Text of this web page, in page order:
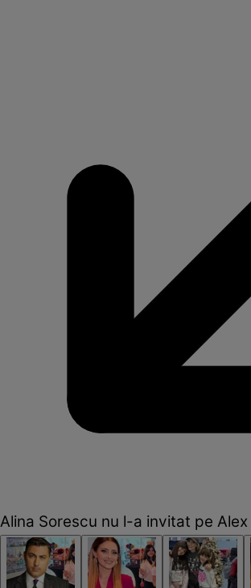
Alina Sorescu nu l-a invitat pe